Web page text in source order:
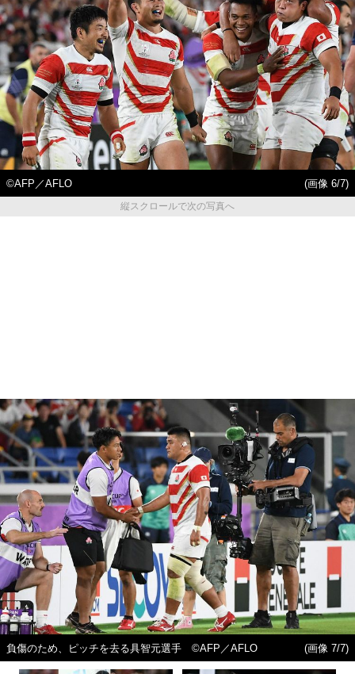
©AFP／AFLO
(画像 6/7)
縦スクロールで次の写真へ
負傷のため、ピッチを去る具智元選手 ©AFP／AFLO (画像 7/7)